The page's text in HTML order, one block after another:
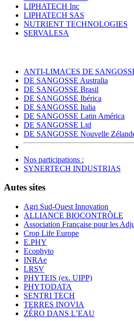
LIPHATECH Inc
LIPHATECH SAS
NUTRIENT TECHNOLOGIES
SERVALESA
ANTI-LIMACES DE
DE SANGOSSE Australia
DE SANGOSSE Brasil
DE SANGOSSE Ibérica
DE SANGOSSE Italia
DE SANGOSSE Latin América
DE SANGOSSE Ltd
DE SANGOSSE Nouvelle
Nos participations :
SYNERTECH INDUSTRIAS
Autes sites
Agri Sud-Ouest Innovation
ALLIANCE BIOCONTRÔLE
Association Française pour les
Crop Life Europe
E.PHY
Ecophyto
INRAe
LRSV
PHYTEIS (ex. UIPP)
PHYTODATA
SENTRI TECH
TERRES INOVIA
ZÉRO DANS L’EAU